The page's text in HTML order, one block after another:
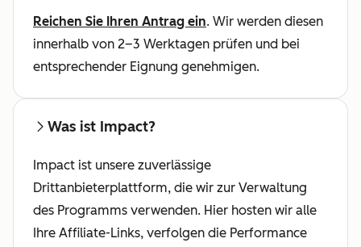
Reichen Sie Ihren Antrag ein. Wir werden diesen
innerhalb von 2–3 Werktagen prüfen und bei
entsprechender Eignung genehmigen.
Was ist Impact?
Impact ist unsere zuverlässige
Drittanbieterplattform, die wir zur Verwaltung
des Programms verwenden. Hier hosten wir alle
Ihre Affiliate-Links, verfolgen die Performance